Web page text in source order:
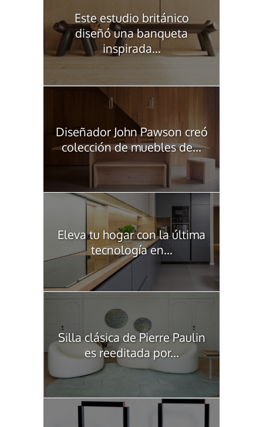
Este estudio británico
diseñó una banqueta
inspirada...
Diseñador John Pawson creó
colección de muebles de...
Eleva tu hogar con la última
tecnología en...
Silla clásica de Pierre Paulin
es reeditada por...